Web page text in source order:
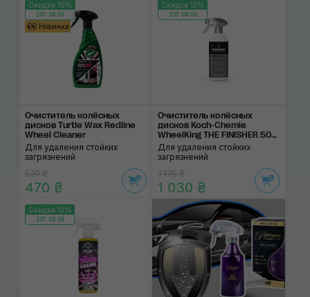
Скидка 10%
207:08:56
Новинка
Очиститель колёсных
дисков Turtle Wax Redline
Wheel Cleaner
Для удаления стойких
загрязнений
520 ₴
470 ₴
Скидка 12%
207:08:56
Очиститель колёсных
дисков Koch-Chemie
WheelKing THE FINISHER 500
ml
Для удаления стойких
загрязнений
1 175 ₴
1 030 ₴
Скидка 12%
207:08:56